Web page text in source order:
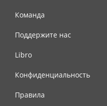
Команда
Поддержите нас
Libro
Конфиденциальность
Правила